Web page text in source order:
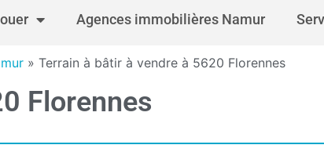
Agences immobilières Namur
» Terrain à bâtir à vendre à 5620 Florennes
Florennes